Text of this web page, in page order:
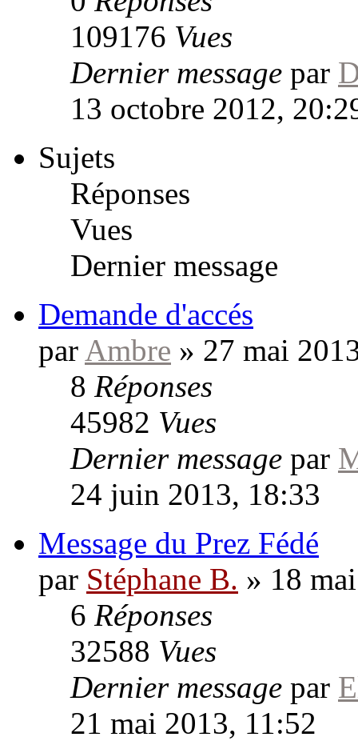
109176 Vues
Dernier message par
13 octobre 2012,
Sujets
Réponses
Vues
Dernier message
Demande d'accés
par Ambre » 27 mai
8 Réponses
45982 Vues
Dernier message par
24 juin 2013, 18:33
Message du Prez Fédé
par Stéphane B. » 18
6 Réponses
32588 Vues
Dernier message par
21 mai 2013, 11:52